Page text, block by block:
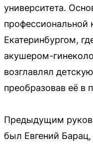
университета.
профессиональной
Екатеринбургом,
акушером-
возглавлял
преобразовав её в
Предыдущим
был Евгений